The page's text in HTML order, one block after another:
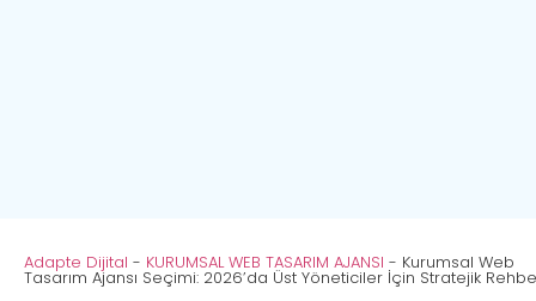
Adapte Dijital - KURUMSAL WEB TASARIM AJANSI - Kurumsal Web
Tasarım Ajansı Seçimi: 2026’da Üst Yöneticiler İçin Stratejik